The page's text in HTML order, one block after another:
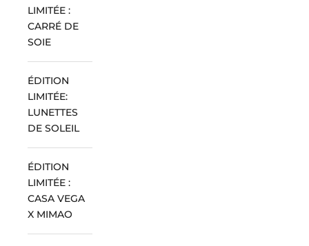
LIMITÉE :
CARRÉ DE
SOIE
ÉDITION
LIMITÉE:
LUNETTES
DE SOLEIL
ÉDITION
LIMITÉE :
CASA VEGA
X MIMAO